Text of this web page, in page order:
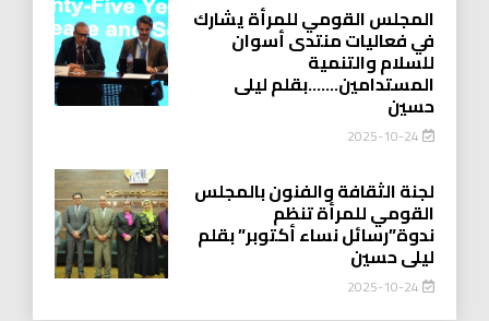
المجلس القومي للمرأة يشارك
في فعاليات منتدى أسوان
للسلام والتنمية
المستدامين…….بقلم ليلى
حسين
2025-10-24
لجنة الثقافة والفنون بالمجلس
القومي للمرأة تنظم
ندوة”رسائل نساء أكتوبر” بقلم
ليلى حسين
2025-10-24